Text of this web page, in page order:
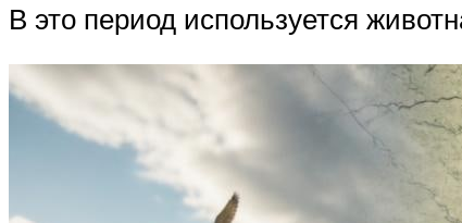
В это период используется